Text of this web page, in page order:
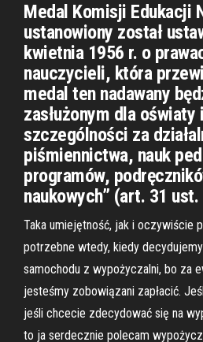
Medal Komisji Edukacji
ustanowiony został
kwietnia 1956 r. o
nauczycieli, która
medal ten nadawany
zasłużonym dla
szczególności za
piśmiennictwa, nauk
programów,
naukowych” (art. 31
Taka umiejętność, jak i oczywiście
potrzebne wtedy, kiedy
samochodu z wypożyczalni, bo za
jesteśmy zobowiązani zapłacić.
jeśli chcecie zdecydować się na
to ja serdecznie polecam